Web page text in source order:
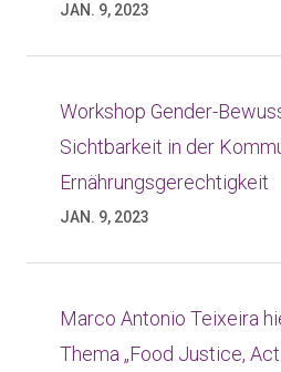
JAN. 9, 2023
Workshop Gender-
Sichtbarkeit in der
Ernährungsgerechtigkeit
JAN. 9, 2023
Marco Antonio Teixeira
Thema „Food Justice,